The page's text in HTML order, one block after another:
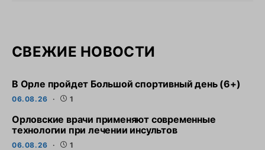
СВЕЖИЕ НОВОСТИ
В Орле пройдет Большой спортивный день (6+)
06.08.26 1
Орловские врачи применяют современные
технологии при лечении инсультов
06.08.26 1